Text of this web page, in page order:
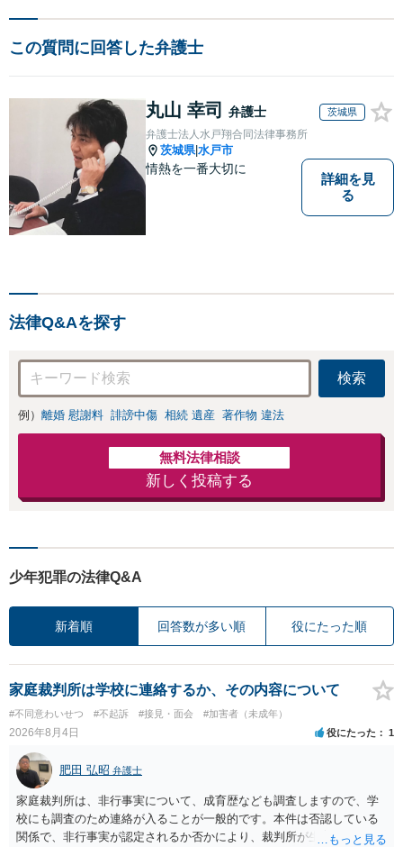
この質問に回答した弁護士
丸山 幸司 弁護士 茨城県
弁護士法人水戸翔合同法律事務所
茨城県|水戸市
情熱を一番大切に
詳細を見
る
法律Q&Aを探す
検索
例） 離婚 慰謝料 誹謗中傷 相続 遺産 著作物 違法
無料法律相談
新しく投稿する
少年犯罪の法律Q&A
新着順 回答数が多い順 役にたった順
家庭裁判所は学校に連絡するか、その内容について
#不同意わいせつ #不起訴 #接見・面会 #加害者（未成年）
2026年8月4日 役にたった 1
肥田 弘昭 弁護士
家庭裁判所は、非行事実について、成育歴なども調査しますので、学
校にも調査のため連絡が入ることが一般的です。本件は否認している
関係で、非行事実が認定されるか否かにより、裁判所が生育歴なども